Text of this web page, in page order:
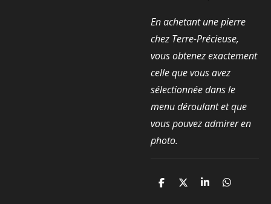
En achetant une pierre
chez Terre-Précieuse,
vous obtenez exactement
celle que vous avez
sélectionnée dans le
menu déroulant et que
vous pouvez admirer en
photo.
P
P
P
P